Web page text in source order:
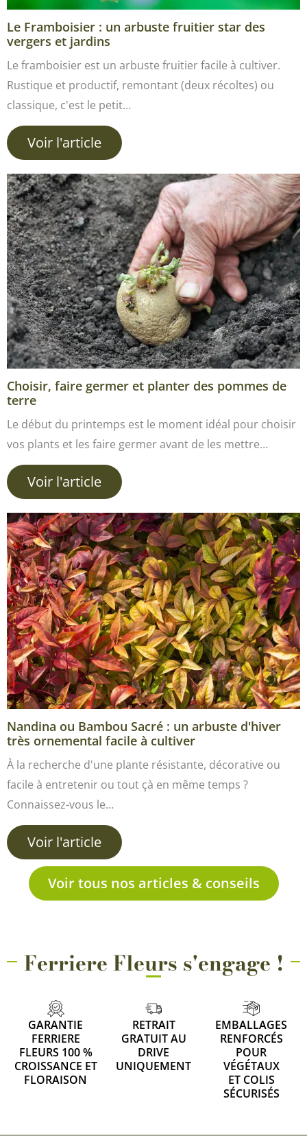
Le Framboisier : un arbuste fruitier star des
vergers et jardins
Le framboisier est un arbuste fruitier facile à cultiver.
Rustique et productif, remontant (deux récoltes) ou
classique, c'est le petit…
Voir l'article
Choisir, faire germer et planter des pommes de
terre
Le début du printemps est le moment idéal pour choisir
vos plants et les faire germer avant de les mettre…
Voir l'article
Nandina ou Bambou Sacré : un arbuste d'hiver
très ornemental facile à cultiver
À la recherche d'une plante résistante, décorative ou
facile à entretenir ou tout çà en même temps ?
Connaissez-vous le…
Voir l'article
Voir tous nos articles & conseils
Ferriere Fleurs s'engage !
GARANTIE
FERRIERE
FLEURS 100 %
CROISSANCE ET
FLORAISON
RETRAIT
GRATUIT AU
DRIVE
UNIQUEMENT
EMBALLAGES
RENFORCÉS
POUR
VÉGÉTAUX
ET COLIS
SÉCURISÉS